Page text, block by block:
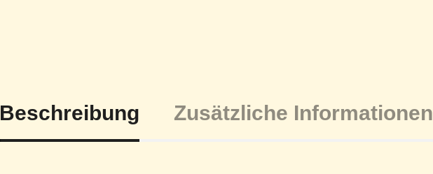
Beschreibung Zusätzliche Informationen